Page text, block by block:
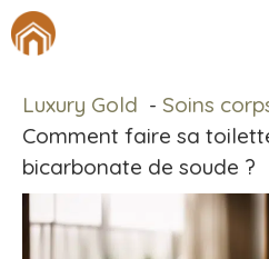
Aller
au
Luxury Gold
Soins
Comment faire sa
bicarbonate de soude ?